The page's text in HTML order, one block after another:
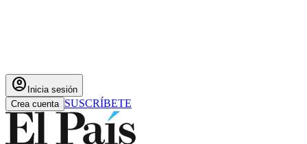
account_circle Inicia sesión
Crea cuenta SUSCRÍBETE